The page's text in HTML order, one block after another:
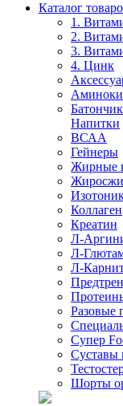
Каталог
1.
2.
3.
4. Цинк
Напитки
ВСАА
Гейнеры
Жирные
Коллаген
Креатин
Л-
Л-
Л-
Разовые
Супер
Суставы
Шорты